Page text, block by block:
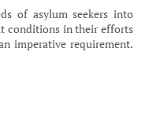
of asylum seekers into
conditions in their efforts
imperative requirement.